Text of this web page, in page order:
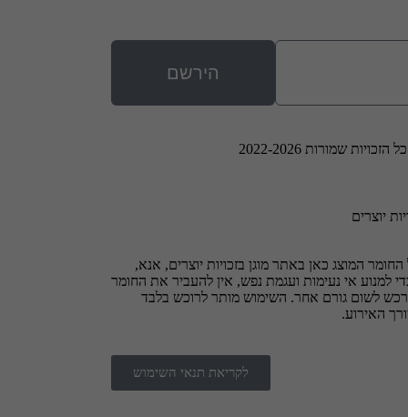
הירשם
הזכויות שמורות 2022-2026
יוצרים
החומר המוצג כאן באתר מוגן בזכויות יוצרים, אנא,
למנוע אי נעימות ועגמת נפש, אין להעביר את החומר
לשום גורם אחר. השימוש מותר לרוכש בלבד
האירוע.
לקריאת תנאי השימוש